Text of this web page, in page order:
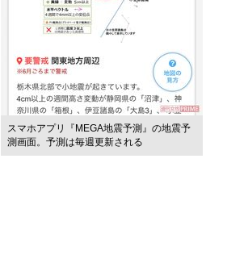
スマホアプリ『MEGA地震予測』の地震予
測画面。予測は毎週更新される